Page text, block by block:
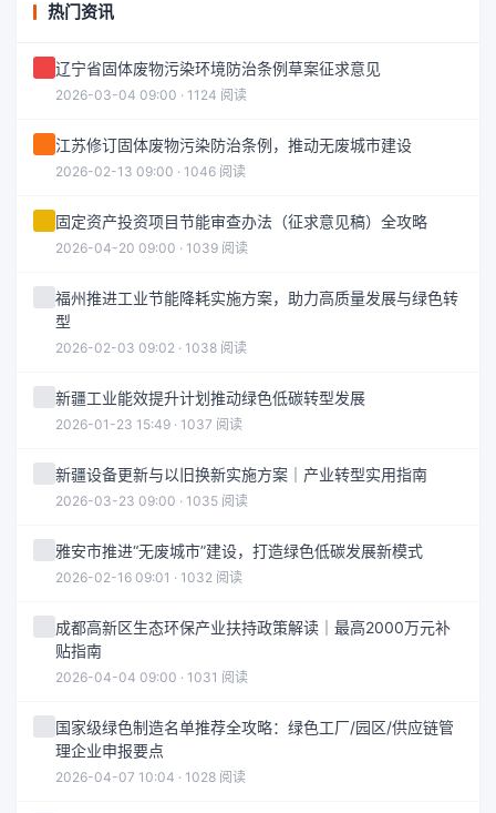
热门资讯
辽宁省固体废物污染环境防治条例草案征求意见
2026-03-04 09:00 · 1124 阅读
江苏修订固体废物污染防治条例，推动无废城市建设
2026-02-13 09:00 · 1046 阅读
固定资产投资项目节能审查办法（征求意见稿）全攻略
2026-04-20 09:00 · 1039 阅读
福州推进工业节能降耗实施方案，助力高质量发展与绿色转
型
2026-02-03 09:02 · 1038 阅读
新疆工业能效提升计划推动绿色低碳转型发展
2026-01-23 15:49 · 1037 阅读
新疆设备更新与以旧换新实施方案｜产业转型实用指南
2026-03-23 09:00 · 1035 阅读
雅安市推进“无废城市”建设，打造绿色低碳发展新模式
2026-02-16 09:01 · 1032 阅读
成都高新区生态环保产业扶持政策解读｜最高2000万元补
贴指南
2026-04-04 09:00 · 1031 阅读
国家级绿色制造名单推荐全攻略：绿色工厂/园区/供应链管
理企业申报要点
2026-04-07 10:04 · 1028 阅读